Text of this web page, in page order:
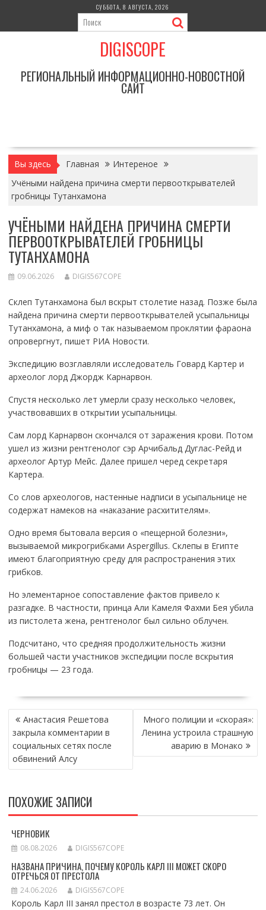
содержимому
СУББОТА, 8 АВГУСТА, 2026
DIGISCOPE
РЕГИОНАЛЬНЫЙ ИНФОРМАЦИОННО-НОВОСТНОЙ
САЙТ
Вы здесь Главная
Интереное
Учёными найдена причина смерти первооткрывателей
гробницы Тутанхамона
УЧЁНЫМИ НАЙДЕНА ПРИЧИНА СМЕРТИ
ПЕРВООТКРЫВАТЕЛЕЙ ГРОБНИЦЫ
ТУТАНХАМОНА
09.06.2026 DIGIS567COPE
Склеп Тутанхамона был вскрыт столетие назад. Позже была
найдена причина смерти первооткрывателей усыпальницы
Тутанхамона, а миф о так называемом проклятии фараона
опровергнут, пишет РИА Новости.
Экспедицию возглавляли исследователь Говард Картер и
археолог лорд Джордж Карнарвон.
Спустя несколько лет умерли сразу несколько человек,
участвовавших в открытии усыпальницы.
Сам лорд Карнарвон скончался от заражения крови. Потом
ушел из жизни рентгенолог сэр Арчибальд Дуглас-Рейд и
археолог Артур Мейс. Далее пришел черед секретаря
Картера.
Со слов археологов, настенные надписи в усыпальнице не
содержат намеков на «наказание расхитителям».
Одно время бытовала версия о «пещерной болезни»,
вызываемой микрогрибками Aspergillus. Склепы в Египте
имеют благоприятную среду для распространения этих
грибков.
Но элементарное сопоставление фактов привело к
разгадке. В частности, принца Али Камеля Фахми Бея убила
из пистолета жена, рентгенолог был сильно облучен.
Подсчитано, что средняя продолжительность жизни
большей части участников экспедиции после вскрытия
гробницы — 23 года.
НАВИГАЦИЯ
ПО
ЗАПИСЯМ
Анастасия Решетова
закрыла комментарии в
социальных сетях после
обвинений Алсу
Много полиции и «скорая»:
Ленина устроила страшную
аварию в Монако
ПОХОЖИЕ ЗАПИСИ
ЧЕРНОВИК
08.08.2026 DIGIS567COPE
НАЗВАНА ПРИЧИНА, ПОЧЕМУ КОРОЛЬ КАРЛ III МОЖЕТ СКОРО
ОТРЕЧЬСЯ ОТ ПРЕСТОЛА
24.06.2026 DIGIS567COPE
Король Карл III занял престол в возрасте 73 лет. Он